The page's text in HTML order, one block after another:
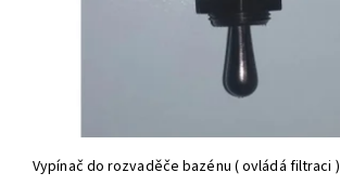
Vypínač do rozvaděče bazénu ( ovládá filtraci )